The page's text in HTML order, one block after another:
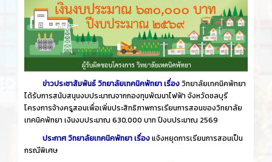
ข่าวประชาสัมพันธ์ วิทยาลัยเทคนิคพัทยา เรื่องวิทยาลัยเทคนิคพัทยา
ได้รับการสนับสนุนงบประมาณจากกองทุนพัฒนาไฟฟ้า จังหวัดชลบุรี
โครงการจ้างครูสอนเพื่อเพิ่มประสิทธิภาพการเรียนการสอนของวิทยาลัย
เทคนิคพัทยา เงินงบประมาณ 630,000 บาท ปีงบประมาณ 2569
ประกาศ วิทยาลัยเทคนิคพัทยา เรื่องแจ้งหยุดการเรียนการสอนเป็น
กรณีพิเศษ